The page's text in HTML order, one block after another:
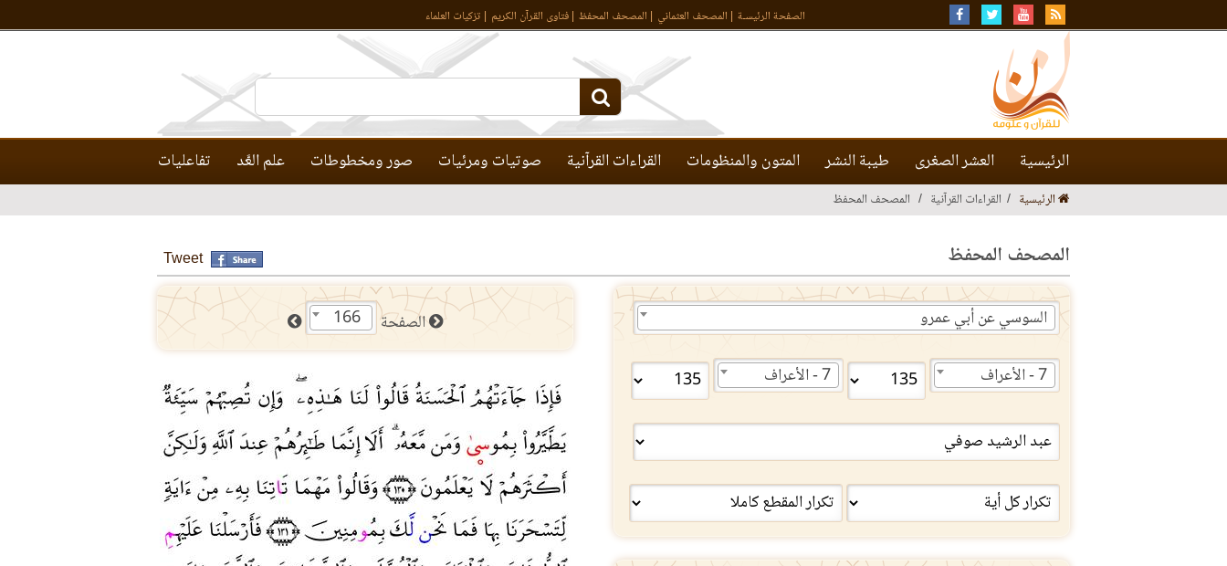
الصفحة الرئيسـة المصحف العثماني المصحف المحفظ فتاوى القرآن الكريم تزكيات العلماء
الرئيسية العشر الصغرى طيبة النشر المتون والمنظومات القراءات القرآنية صوتيات ومرئيات صور ومخطوطات علم العَّد تفاعليات
الرئيسية القراءات القرآنية المصحف المحفظ
المصحف المحفظ Tweet
السوسي عن أبي عمرو
7 - الأعراف 7 - الأعراف
الصفحة 166